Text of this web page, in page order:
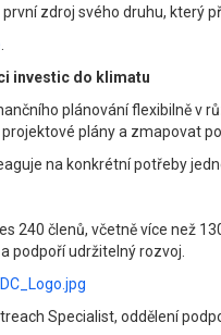
zdroj svého druhu,
investic do klimatu
plánování flexibilně
plány a zmapovat
na konkrétní potřeby
240 členů, včetně více
podpoří udržitelný rozvoj.
Specialist, oddělení